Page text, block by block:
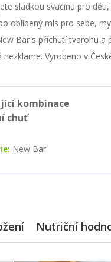
sladkou svačinu pro děti,
oblíbený mls pro sebe,
Bar s příchutí tvarohu a
nezklame. Vyrobeno v
kombinace
chuť
New Bar
Nutriční